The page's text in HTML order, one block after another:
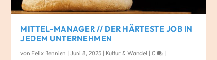
MITTEL-MANAGER // DER HÄRTESTE JOB IN
JEDEM UNTERNEHMEN
von Felix Bennien | Juni 8, 2025 | Kultur & Wandel |0 |